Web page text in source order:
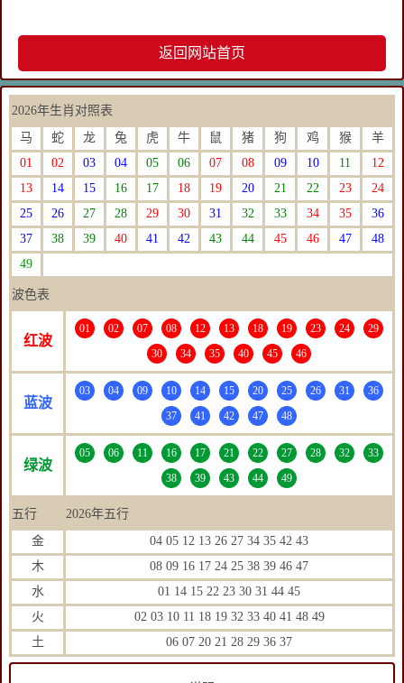
返回网站首页
2026年生肖对照表
马
蛇 龙 兔 虎 牛 鼠 猪 狗 鸡 猴
羊
01
02 03 04 05 06 07 08 09 10 11
12
13
14 15 16 17 18 19 20 21 22 23
24
25
26 27 28 29 30 31 32 33 34 35
36
37
38 39 40 41 42 43 44 45 46 47
48
49
波色表
红波
01 02 07 08 12 13 18 19 23 24
29
30
34 35 40 45 46
蓝波
03 04 09 10 14 15 20 25 26 31
36
37
41 42 47 48
绿波
05 06 11 16 17 21 22 27 28 32
33
38
39 43 44 49
五行
2026年五行
金
04 05 12 13 26 27 34 35 42 43
木
08 09 16 17 24 25 38 39 46 47
水
01 14 15 22 23 30 31 44 45
火
02 03 10 11 18 19 32 33 40 41 48 49
土
06 07 20 21 28 29 36 37